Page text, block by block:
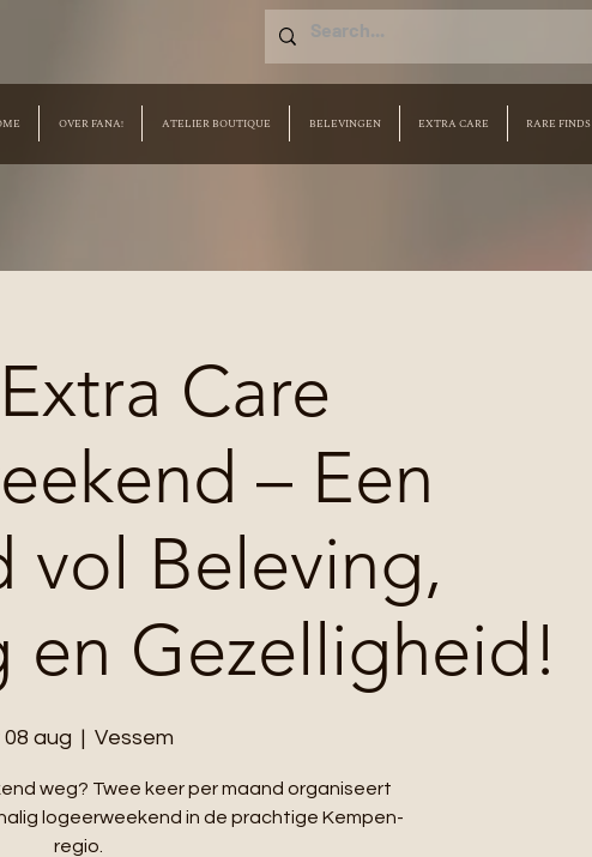
OVER FANA! ATELIER BOUTIQUE BELEVINGEN EXTRA CARE RARE FINDS
Care
– Een
vol Beleving,
en Gezelligheid!
08 aug
  |
Vessem
weg? Twee keer per maand organiseert
logeerweekend in de prachtige Kempen-
regio.